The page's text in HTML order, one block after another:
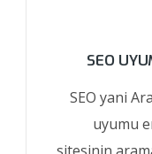
SEO
SEO yani
uyumu